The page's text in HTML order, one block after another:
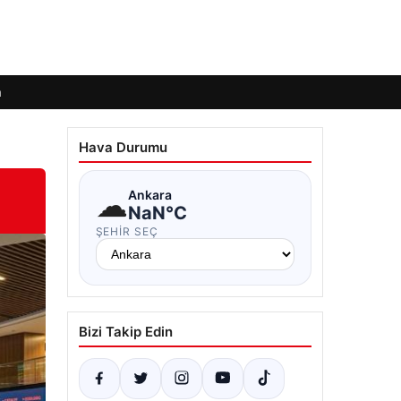
Hava Durumu
☁Ankara
NaN°C
ŞEHIR SEÇ
Bizi Takip Edin